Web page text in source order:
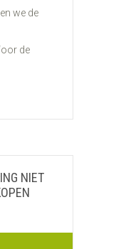
we de
de
NIET